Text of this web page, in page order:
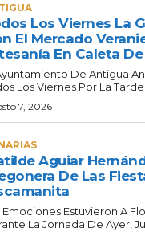
Los Viernes La
El Mercado
En Caleta
De Antigua
Los Viernes Por La Tarde
7, 2026
Aguiar
De Las
Emociones Estuvieron A
La Jornada De Ayer,